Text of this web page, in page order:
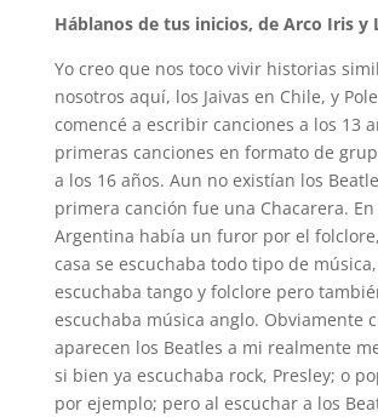
Háblanos de tus inicios, de Arco Iris y
Yo creo que nos toco vivir historias
nosotros aquí, los Jaivas en Chile, y
comencé a escribir canciones a los 13
primeras canciones en formato de
a los 16 años. Aun no existían los
primera canción fue una Chacarera. En
Argentina había un furor por el
casa se escuchaba todo tipo de
escuchaba tango y folclore pero
escuchaba música anglo. Obviamente
aparecen los Beatles a mi realmente
si bien ya escuchaba rock, Presley; o
por ejemplo; pero al escuchar a los